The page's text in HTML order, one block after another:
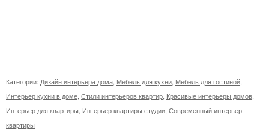
Категории: Дизайн интерьера дома Мебель для кухни Мебель для гостиной
Интерьер кухни в доме Стили интерьеров квартир Красивые интерьеры домов
Интерьер для квартиры Интерьер квартиры студии Современный интерьер
квартиры